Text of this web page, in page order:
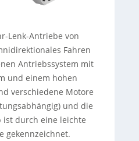
Lenk-Antriebe von
Fahren
Antriebssystem mit
und einem hohen
verschiedene Motore
und die
durch eine leichte
gekennzeichnet.